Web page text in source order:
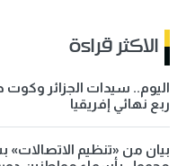
الاكثر قراءة
اليوم.. سيدات الجزائر وكوت
ربع نهائي إفريقيا
بيان من «تنظيم